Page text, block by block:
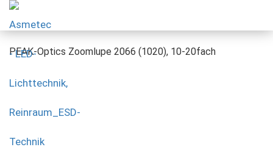
PEAK-Optics Zoomlupe 2066 (1020), 10-20fach